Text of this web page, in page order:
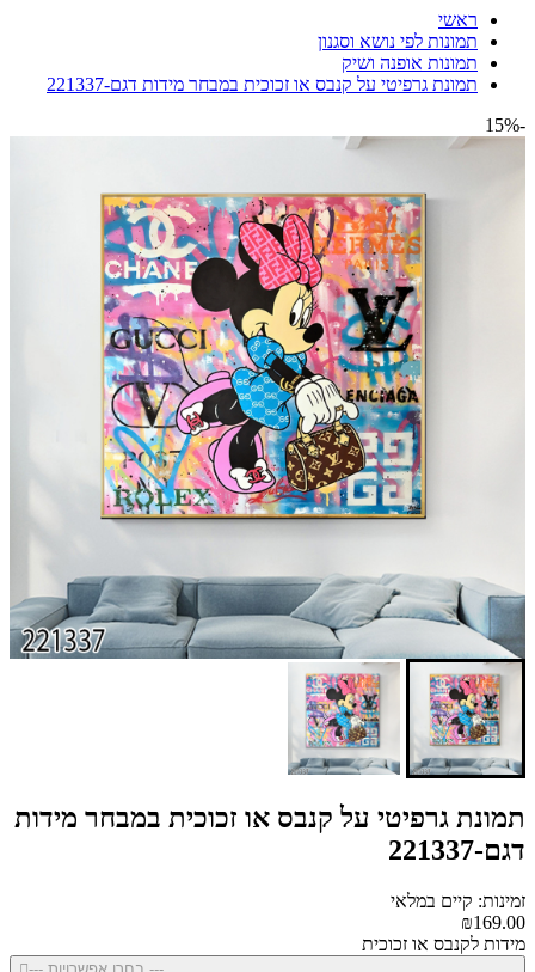
ראשי
תמונות לפי נושא וסגנון
תמונות אופנה ושיק
תמונת גרפיטי על קנבס או זכוכית במבחר מידות דגם-221337
-15%
תמונת גרפיטי על קנבס או זכוכית במבחר מידות
דגם-221337
זמינות: קיים במלאי
₪169.00
מידות לקנבס או זכוכית